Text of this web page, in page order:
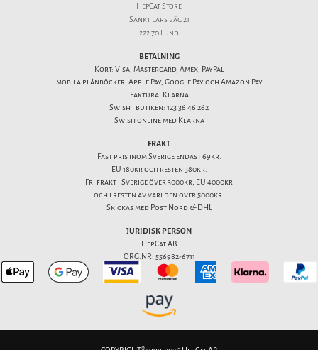
HepCat Store
Sankt Lars väg 21
222 70 Lund
BETALNING
Kort: Visa, Mastercard, Amex, PayPal
mobila plånböcker: Apple Pay, Google Pay och Amazon Pay
Faktura: Klarna
Swish i butiken: 123 36 46 262
Swish online med Klarna
FRAKT
Fast pris inom Sverige endast 69kr.
EU 180kr och resten 380kr.
Fri frakt i Sverige över 3000kr, EU 4000kr
och i resten av världen över 5000kr.
Skickas med Post Nord & DHL
JURIDISK PERSON
HepCat AB
ORG.NR: 556982-6711